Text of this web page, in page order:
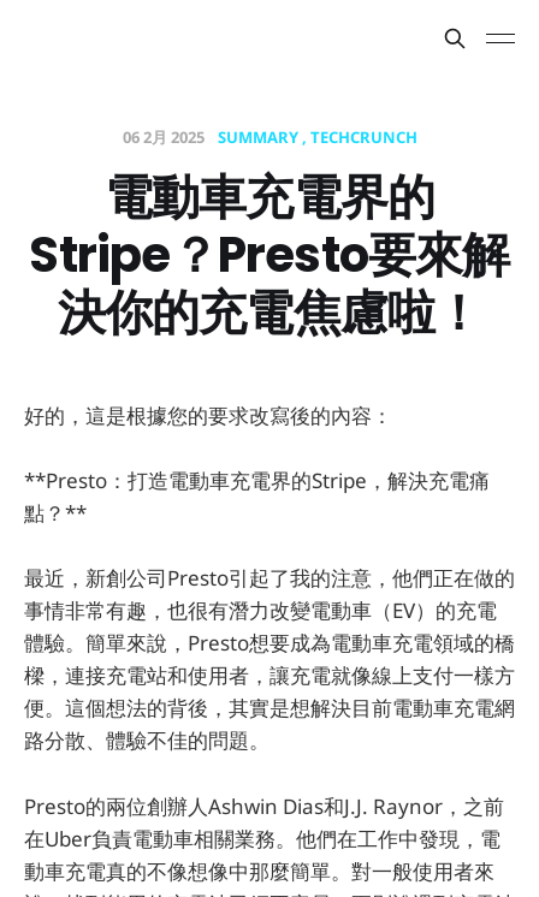
06 2月 2025 SUMMARY TECHCRUNCH
電動車充電界的
Stripe？Presto要來解
決你的充電焦慮啦！
好的，這是根據您的要求改寫後的內容：
**Presto：打造電動車充電界的Stripe，解決充電痛
點？**
最近，新創公司Presto引起了我的注意，他們正在做的
事情非常有趣，也很有潛力改變電動車（EV）的充電
體驗。簡單來說，Presto想要成為電動車充電領域的橋
樑，連接充電站和使用者，讓充電就像線上支付一樣方
便。這個想法的背後，其實是想解決目前電動車充電網
路分散、體驗不佳的問題。
Presto的兩位創辦人Ashwin Dias和J.J. Raynor，之前
在Uber負責電動車相關業務。他們在工作中發現，電
動車充電真的不像想像中那麼簡單。對一般使用者來